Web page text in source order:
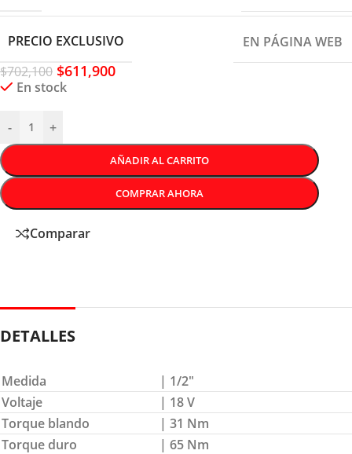
PRECIO EXCLUSIVO
EN PÁGINA WEB
$702,100 $611,900
En stock
- +
AÑADIR AL CARRITO
COMPRAR AHORA
Comparar
DETALLES
Medida
| 1/2″
Voltaje
| 18 V
Torque blando
| 31 Nm
Torque duro
| 65 Nm